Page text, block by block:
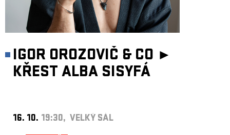
IGOR OROZOVIČ & CO ►
KŘEST ALBA SISYFÁ
16. 10. 19:30, VELKÝ SÁL